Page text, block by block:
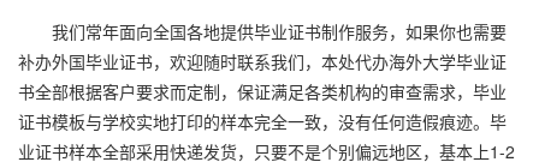
我们常年面向全国各地提供毕业证书制作服务，如果你也需要
补办外国毕业证书，欢迎随时联系我们，本处代办海外大学毕业证
书全部根据客户要求而定制，保证满足各类机构的审查需求，毕业
证书模板与学校实地打印的样本完全一致，没有任何造假痕迹。毕
业证书样本全部采用快递发货，只要不是个别偏远地区，基本上1-2